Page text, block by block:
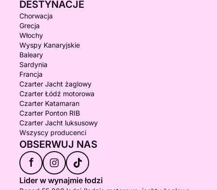
DESTYNACJE
Chorwacja
Grecja
Włochy
Wyspy Kanaryjskie
Baleary
Sardynia
Francja
Czarter Jacht żaglowy
Czarter Łódź motorowa
Czarter Katamaran
Czarter Ponton RIB
Czarter Jacht luksusowy
Wszyscy producenci
OBSERWUJ NAS
f
Lider w wynajmie łodzi